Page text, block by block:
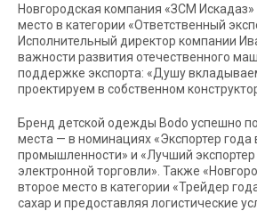
Новгородская компания «ЗСМ
место в категории «Ответственный
Исполнительный директор компании
важности развития отечественного
поддержке экспорта: «Душу
проектируем в собственном
Бренд детской одежды Bodo успешно
места — в номинациях «Экспортер года
промышленности» и «Лучший
электронной торговли». Также
второе место в категории «Трейдер
сахар и предоставляя логистические